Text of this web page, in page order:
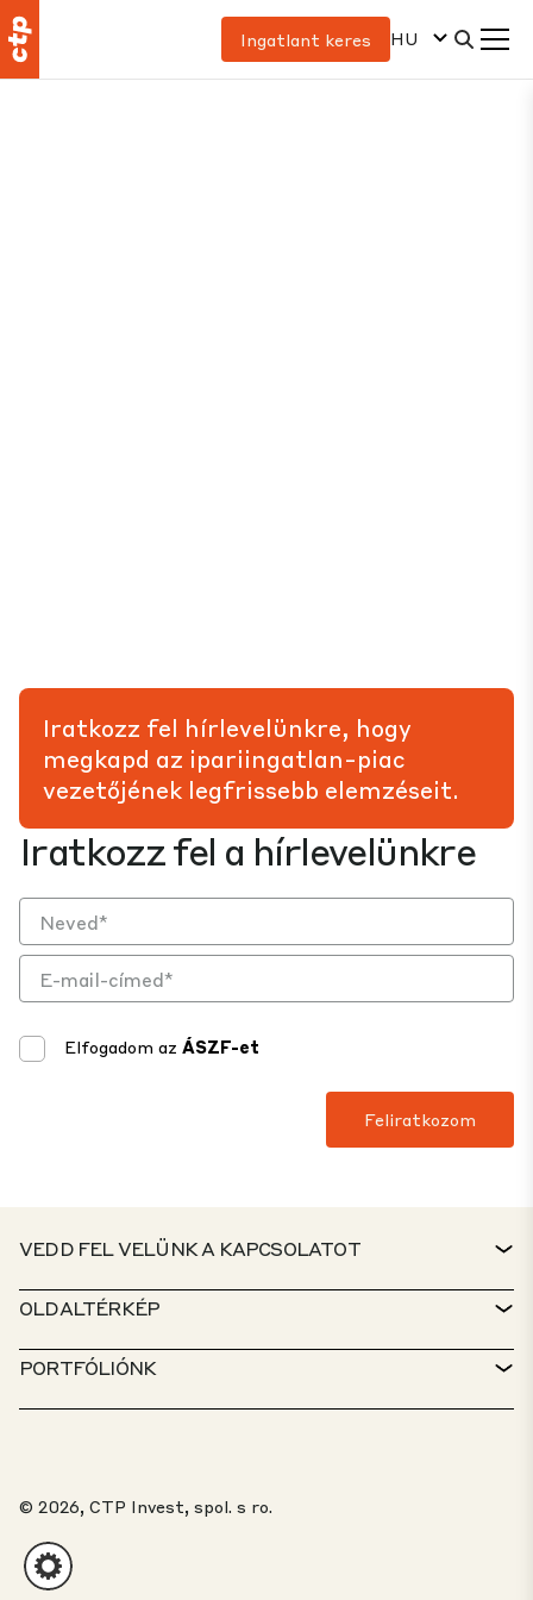
Ingatlant keres HU
Iratkozz fel a hírlevelünkre
Elfogadom az ÁSZF-et
Iratkozz fel hírlevelünkre, hogy
megkapd az ipariingatlan-piac
vezetőjének legfrissebb elemzéseit.
VEDD FEL VELÜNK A KAPCSOLATOT
KAPCSOLAT
ÜGYFÉLSZOLGÁLAT
PANASZBEJELENTÉSI PORTÁL
ÜGYFÉLPORTÁL
OLDALTÉRKÉP
INGATLANKERESŐ
FENNTARTHATÓSÁG
RÓLUNK
BEFEKTETŐKNEK
PORTFÓLIÓNK
TOP 20 PARK
© 2026, CTP Invest, spol. s ro.